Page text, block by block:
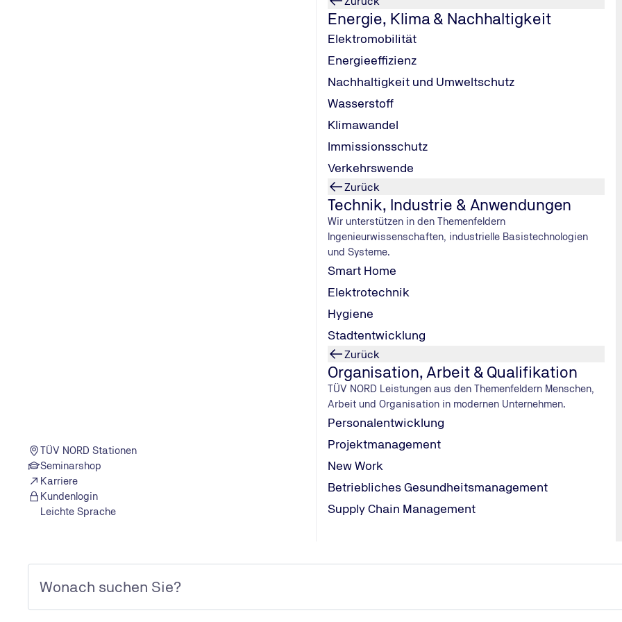
TÜV NORD Stationen
Seminarshop
Karriere
Kundenlogin
Leichte Sprache
Energie, Klima & Nachhaltigkeit
Elektromobilität
Energieeffizienz
Nachhaltigkeit und Umweltschutz
Wasserstoff
Klimawandel
Immissionsschutz
Verkehrswende
Zurück
Technik, Industrie & Anwendungen
Wir unterstützen in den Themenfeldern
Ingenieurwissenschaften, industrielle Basistechnologien
und Systeme.
Smart Home
Elektrotechnik
Hygiene
Stadtentwicklung
Zurück
Organisation, Arbeit & Qualifikation
TÜV NORD Leistungen aus den Themenfeldern Menschen,
Arbeit und Organisation in modernen Unternehmen.
Personalentwicklung
Projektmanagement
New Work
Betriebliches Gesundheitsmanagement
Supply Chain Management
Wir rufen Sie zurück!
Dies ist ein Angebot der TÜV NORD Diagnostics GmbH & Co. KG.